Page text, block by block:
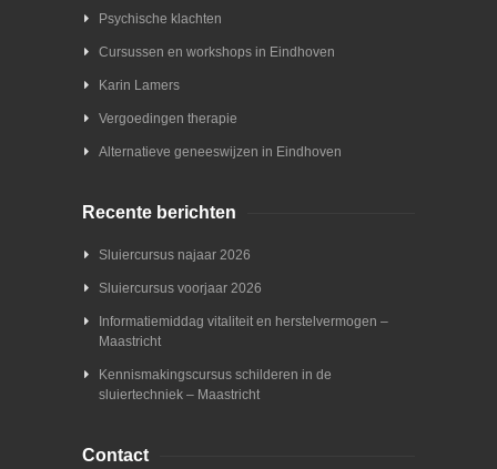
Psychische klachten
Cursussen en workshops in Eindhoven
Karin Lamers
Vergoedingen therapie
Alternatieve geneeswijzen in Eindhoven
Recente berichten
Sluiercursus najaar 2026
Sluiercursus voorjaar 2026
Informatiemiddag vitaliteit en herstelvermogen –
Maastricht
Kennismakingscursus schilderen in de
sluiertechniek – Maastricht
Contact